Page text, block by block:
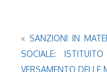
« SANZIONI IN
SOCIALE:
VERSAMENTO DELLE